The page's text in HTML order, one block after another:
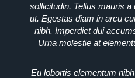
sollicitudin. Tellus mauris
ut. Egestas diam in arcu
nibh. Imperdiet dui
Urna molestie at
Eu lobortis elementum